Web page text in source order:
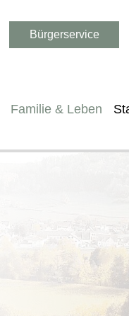
Bürgerservice
Familie & Leben